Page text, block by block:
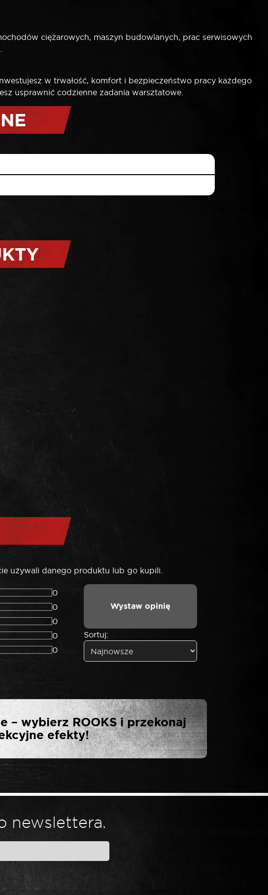
ciężarowych, maszyn budowlanych, prac serwisowych
w trwałość, komfort i bezpieczeństwo pracy każdego
usprawnić codzienne zadania warsztatowe.
używali danego produktu lub go kupili.
0
0
0
0
0
Wystaw opinię
Sortuj:
NASADKA
9 MM”
– wybierz ROOKS i przekonaj
efekty!
newslettera.